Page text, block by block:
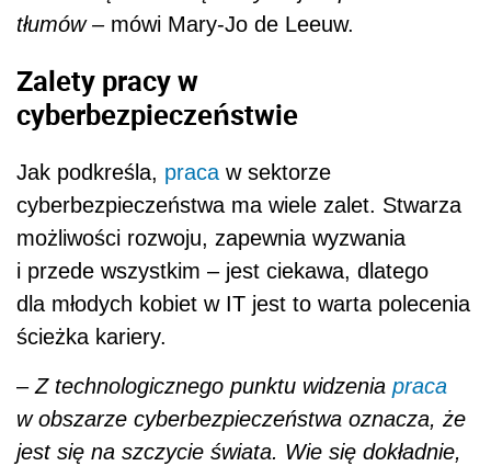
tłumów –mówi Mary-Jo de Leeuw.
Zalety pracy w
cyberbezpieczeństwie
Jak podkreśla, praca w sektorze
cyberbezpieczeństwa ma wiele zalet. Stwarza
możliwości rozwoju, zapewnia wyzwania
i przede wszystkim – jest ciekawa, dlatego
dla młodych kobiet w IT jest to warta polecenia
ścieżka kariery.
–Z technologicznego punktu widzenia praca
w obszarze cyberbezpieczeństwa oznacza, że
jest się na szczycie świata. Wie się dokładnie,